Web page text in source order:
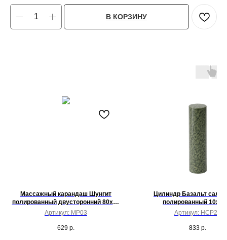
В КОРЗИНУ
Массажный карандаш Шунгит
полированный двусторонний 80x18
мм
Артикул: MP03
629 р.
Цилиндр Базальт
полированный 10х3
Артикул: HCP25
833 р.